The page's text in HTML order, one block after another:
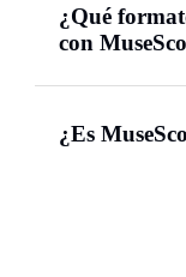
¿Qué
con
¿Es